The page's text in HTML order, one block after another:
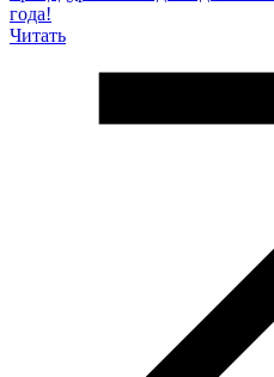
года!
Читать